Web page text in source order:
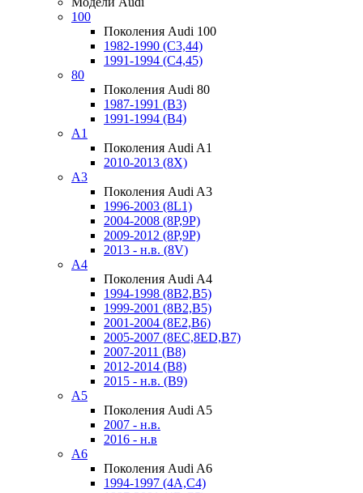
100
Поколения Audi 100
1982-1990 (С3,44)
1991-1994 (С4,45)
80
Поколения Audi 80
1987-1991 (B3)
1991-1994 (B4)
A1
Поколения Audi A1
2010-2013 (8X)
A3
Поколения Audi A3
1996-2003 (8L1)
2004-2008 (8P,9P)
2009-2012 (8P,9P)
2013 - н.в. (8V)
A4
Поколения Audi A4
1994-1998 (8B2,B5)
1999-2001 (8B2,B5)
2001-2004 (8E2,B6)
2005-2007 (8EC,8ED,B7)
2007-2011 (B8)
2012-2014 (B8)
2015 - н.в. (B9)
A5
Поколения Audi A5
2007 - н.в.
2016 - н.в
A6
Поколения Audi A6
1994-1997 (4A,C4)